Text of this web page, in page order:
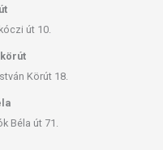
út 10.
Körút 18.
Béla út 71.